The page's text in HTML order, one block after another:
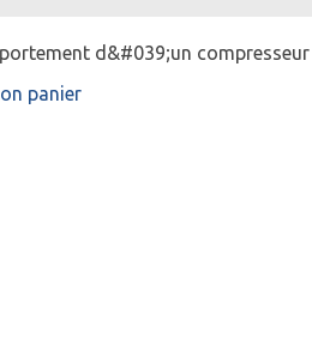
d&#039;un
panier